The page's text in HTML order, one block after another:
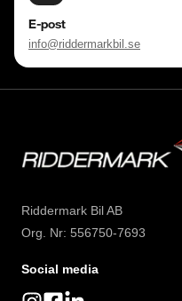
E-post
info@riddermarkbil.se
Riddermark Bil AB
Org. Nr: 556750-7693
Social media